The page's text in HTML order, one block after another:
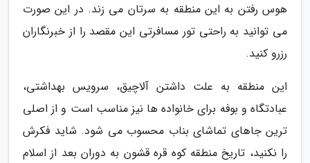
هوس رفتن به این منطقه به سرتان می زند. در این صورت
می توانید به راحتی تور مسافرتی این مقصد را از خبرنگاران
رزرو کنید.
این منطقه به علت داشتن آلاچیق، سرویس بهداشتی،
عبادتگاه و بوفه برای خانواده ها نیز مناسب است و از اصلی
ترین جاهای تماشای بناب محسوب می شود. شاید فکرش
را نکنید، تاریخ منطقه کوه قره قشون به دوران بعد از اسلام